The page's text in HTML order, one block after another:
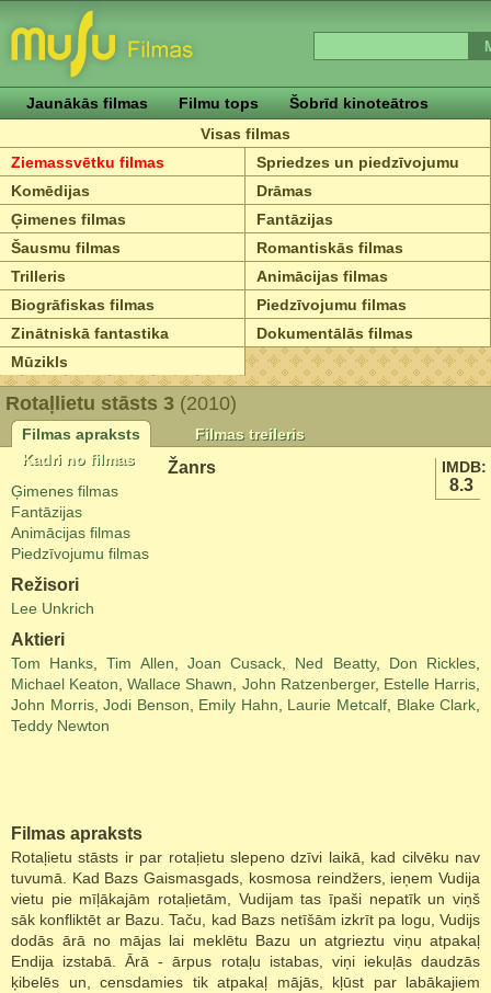
Jaunākās filmas Filmu tops
Šobrīd kinoteātros
Visas filmas
Ziemassvētku filmas
Spriedzes un piedzīvojumu
Komēdijas
Drāmas
Ģimenes filmas
Fantāzijas
Šausmu filmas
Romantiskās filmas
Trilleris
Animācijas filmas
Biogrāfiskas filmas
Piedzīvojumu filmas
Zinātniskā fantastika
Dokumentālās filmas
Mūzikls
Rotaļlietu stāsts 3 (2010)
Filmas apraksts
Filmas treileris
Kadri no filmas
IMDB:
8.3
Žanrs
Ģimenes filmas
Fantāzijas
Animācijas filmas
Piedzīvojumu filmas
Režisori
Lee Unkrich
Aktieri
Tom Hanks ,Tim Allen Joan Cusack Ned Beatty, Don Rickles
Michael Keaton ,Wallace Shawn John Ratzenberger, Estelle Harris
John Morris,Jodi Benson Emily Hahn Laurie Metcalf, Blake Clark
Teddy Newton
Filmas apraksts
Rotaļietu stāsts ir par rotaļietu slepeno dzīvi laikā, kad cilvēku nav
tuvumā. Kad Bazs Gaismasgads, kosmosa reindžers, ieņem Vudija
vietu pie mīļākajām rotaļietām, Vudijam tas īpaši nepatīk un viņš
sāk konfliktēt ar Bazu. Taču, kad Bazs netīšām izkrīt pa logu, Vudijs
dodās ārā no mājas lai meklētu Bazu un atgrieztu viņu atpakaļ
Endija izstabā. Ārā - ārpus rotaļu istabas, viņi iekuļās daudzās
ķibelēs un, censdamies tik atpakaļ mājās, kļūst par labākajiem